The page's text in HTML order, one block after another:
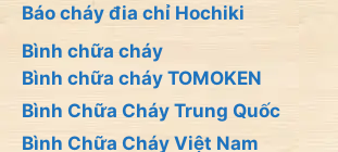
Báo cháy đia chỉ Hochiki
Bình chữa cháy
Bình chữa cháy TOMOKEN
Bình Chữa Cháy Trung Quốc
Bình Chữa Cháy Việt Nam